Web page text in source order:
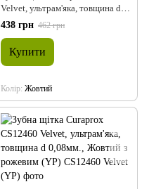
Velvet, ультрам'яка, товщина d
0,08мм., Жовтий з сірим (YGr)
438 грн 462 грн
Купити
Колір Жовтий